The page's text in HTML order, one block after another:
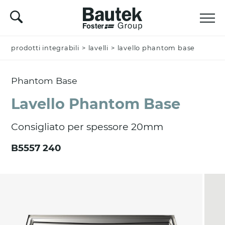
prodotti integrabili > lavelli > lavello phantom base
Phantom Base
Lavello Phantom Base
Consigliato per spessore 20mm
B5557 240
Nominativo *
Azienda
Email *